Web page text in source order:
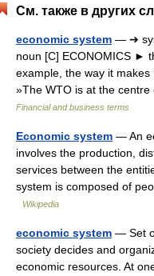
См. также в других
economic system — ➔
noun [C] ECONOMICS ►
example, the way it
»The WTO is at the
Financial and business terms
Economic system — An
involves the production,
services between the
system is composed of
Wikipedia
economic system — Set
society decides and
economic resources. At